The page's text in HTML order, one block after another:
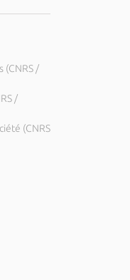
(CNRS /
/
(CNRS